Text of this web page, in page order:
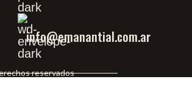
info@emanantial.com.ar
reservados